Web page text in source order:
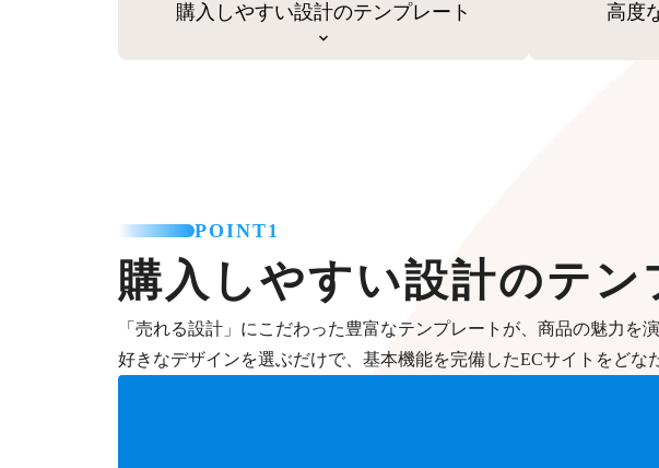
購入しやすい設計のテンプレート 高度
POINT1
購入しやすい設計のテン
「売れる設計」にこだわった豊富なテンプレートが、商品の魅力を演
好きなデザインを選ぶだけで、基本機能を完備したECサイトをどな